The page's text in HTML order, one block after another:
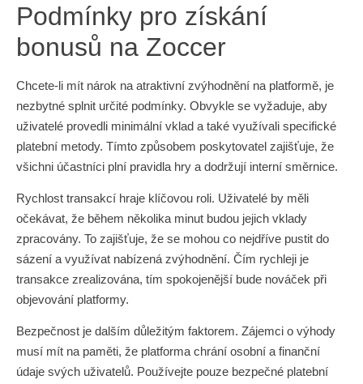
Podmínky pro získání
bonusů na Zoccer
Chcete-li mít nárok na atraktivní zvýhodnění na platformě, je
nezbytné splnit určité podmínky. Obvykle se vyžaduje, aby
uživatelé provedli minimální vklad a také využívali specifické
platební metody. Tímto způsobem poskytovatel zajišťuje, že
všichni účastníci plní pravidla hry a dodržují interní směrnice.
Rychlost transakcí hraje klíčovou roli. Uživatelé by měli
očekávat, že během několika minut budou jejich vklady
zpracovány. To zajišťuje, že se mohou co nejdříve pustit do
sázení a využívat nabízená zvýhodnění. Čím rychleji je
transakce zrealizována, tím spokojenější bude nováček při
objevování platformy.
Bezpečnost je dalším důležitým faktorem. Zájemci o výhody
musí mít na paměti, že platforma chrání osobní a finanční
údaje svých uživatelů. Používejte pouze bezpečné platební